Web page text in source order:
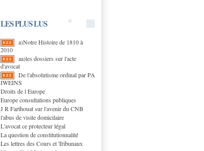
LES PLUS LUS
a)Notre Histoire de 1810 à
2010
aa)les dossiers sur l'acte
d'avocat
De l'absolutisme ordinal par PA
IWEINS
Droits de l Europe
Europe consultations publiques
J R Farthouat sur l'avenir du CNB
l'abus de visite domicilaire
L'avocat ce protecteur légal
La question de constitutionnalité
Les lettres des Cours et Tribunaux